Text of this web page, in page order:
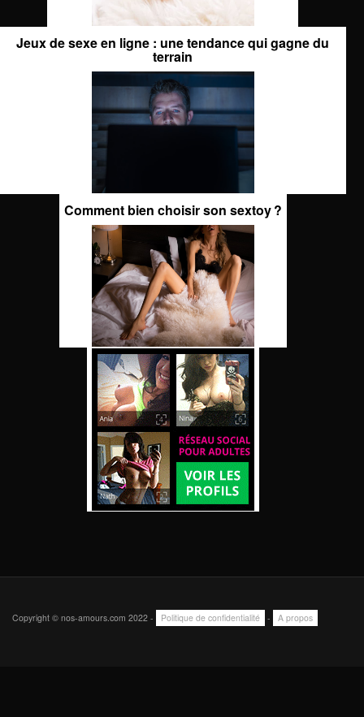
Jeux de sexe en ligne : une tendance qui gagne du
terrain
Comment bien choisir son sextoy ?
Copyright © nos-amours.com 2022 - Politique de confidentialité - A propos